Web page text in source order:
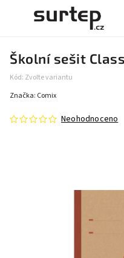
Školní sešit
Kód: Zvolte variantu
Neohodnoceno
Značka: Comix